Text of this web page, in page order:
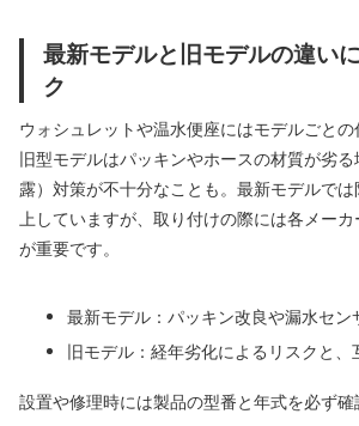
最新モデルと旧モデルの違い
ク
ウォシュレットや温水便座にはモデルごとの
旧型モデルはパッキンやホースの材質が劣
露）対策が不十分なことも。最新モデルで
上していますが、取り付けの際には各メー
が重要です。
最新モデル：パッキン改良や漏水セン
旧モデル：経年劣化によるリスクと
設置や修理時には製品の型番と年式を必ず確